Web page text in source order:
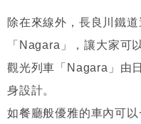
除在來線外，長良川鐵
「Nagara」，讓大家可
觀光列車「Nagara」由
身設計。
如餐廳般優雅的車內可